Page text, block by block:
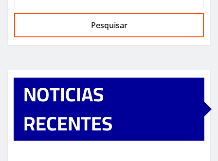
Pesquisar
NOTICIAS
RECENTES